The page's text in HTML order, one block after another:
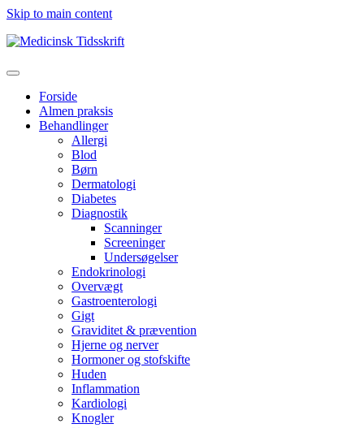
Skip to main content
Forside
Almen praksis
Behandlinger
Allergi
Blod
Børn
Dermatologi
Diabetes
Diagnostik
Scanninger
Screeninger
Undersøgelser
Endokrinologi
Overvægt
Gastroenterologi
Gigt
Graviditet & prævention
Hjerne og nerver
Hormoner og stofskifte
Huden
Inflammation
Kardiologi
Knogler